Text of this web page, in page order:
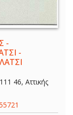
-
-
46, Αττικής